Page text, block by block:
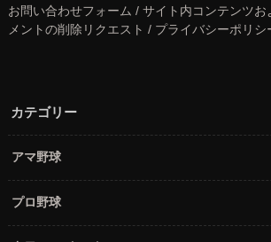
お問い合わせフォーム / サイト内コンテンツお
メントの削除リクエスト / プライバシーポリ
カテゴリー
アマ野球
プロ野球